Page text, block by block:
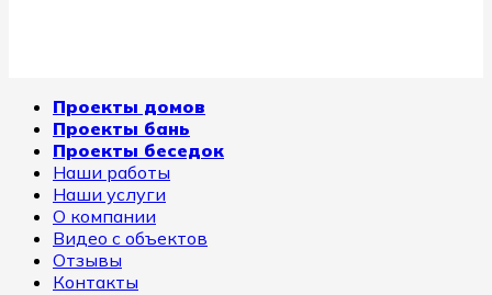
Проекты домов
Проекты бань
Проекты беседок
Наши работы
Наши услуги
О компании
Видео с объектов
Отзывы
Контакты